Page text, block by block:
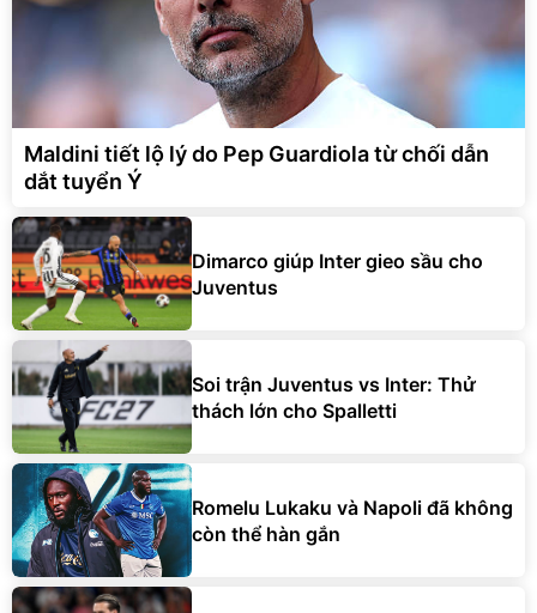
Maldini tiết lộ lý do Pep Guardiola từ chối dẫn
dắt tuyển Ý
Dimarco giúp Inter gieo sầu cho
Juventus
Soi trận Juventus vs Inter: Thử
thách lớn cho Spalletti
Romelu Lukaku và Napoli đã không
còn thể hàn gắn